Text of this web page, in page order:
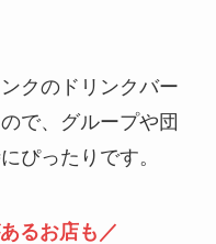
クのドリンクバー
で、グループや団
ぴったりです。
るお店も／